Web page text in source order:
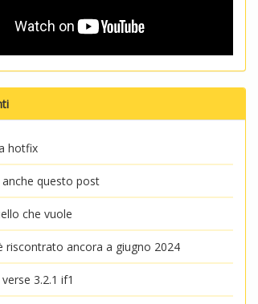
hotfix
questo post
che vuole
riscontrato ancora a giugno 2024
3.2.1 if1